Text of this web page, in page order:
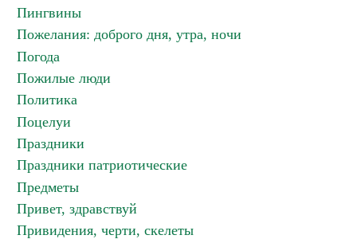
Пингвины
Пожелания: доброго дня, утра, ночи
Погода
Пожилые люди
Политика
Поцелуи
Праздники
Праздники патриотические
Предметы
Привет, здравствуй
Привидения, черти, скелеты